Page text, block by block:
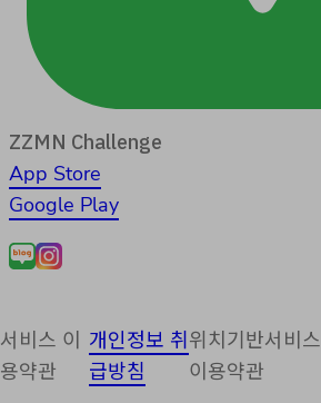
ZZMN Challenge
App Store
Google Play
서비스 이
용약관
개인정보 취
급방침
위치기반서비스
이용약관